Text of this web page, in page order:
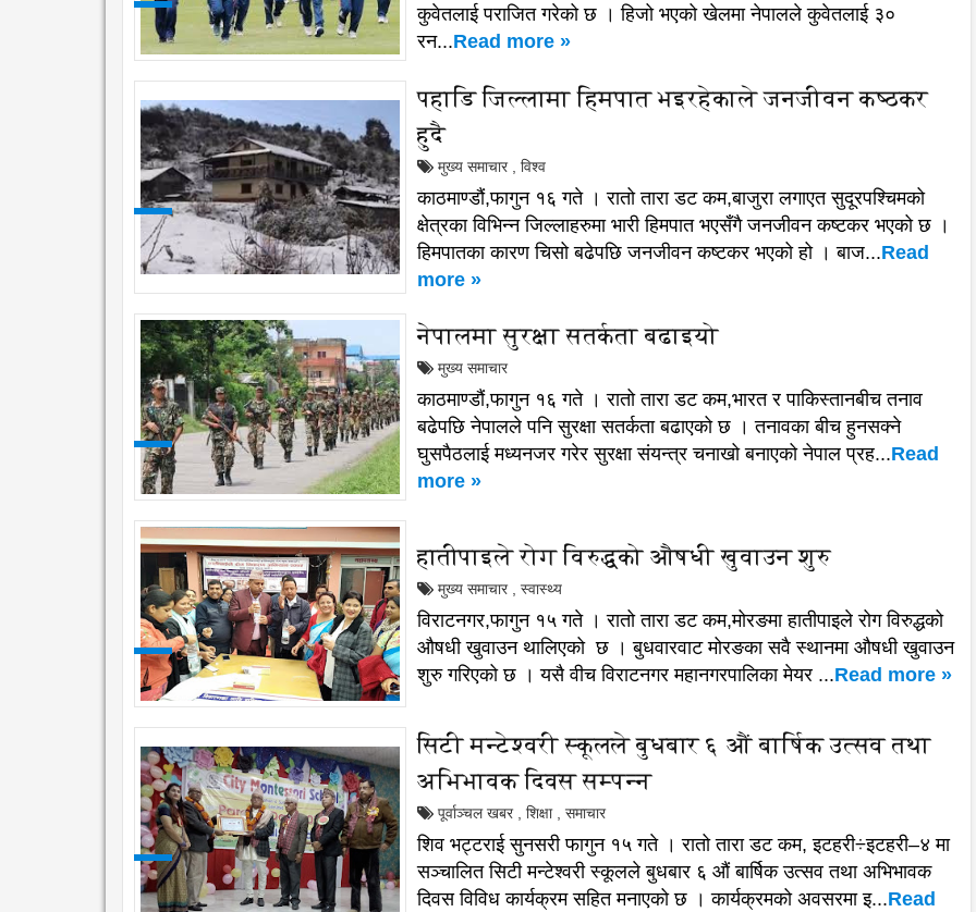
कुवेतलाई पराजित गरेको छ । हिजो भएको खेलमा नेपालले कुवेतलाई ३०
रन...Read more »
पहाडि जिल्लामा हिमपात भइरहेकाले जनजीवन कष्ठकर
हुदै
मुख्य समाचार विश्व
काठमाण्डौं,फागुन १६ गते । रातो तारा डट कम,बाजुरा लगाएत सुदूरपश्चिमको
क्षेत्रका विभिन्न जिल्लाहरुमा भारी हिमपात भएसँगै जनजीवन कष्टकर भएको छ ।
हिमपातका कारण चिसो बढेपछि जनजीवन कष्टकर भएको हो । बाज...Read
more »
नेपालमा सुरक्षा सतर्कता बढाइयो
मुख्य समाचार
काठमाण्डौं,फागुन १६ गते । रातो तारा डट कम,भारत र पाकिस्तानबीच तनाव
बढेपछि नेपालले पनि सुरक्षा सतर्कता बढाएको छ । तनावका बीच हुनसक्ने
घुसपैठलाई मध्यनजर गरेर सुरक्षा संयन्त्र चनाखो बनाएको नेपाल प्रह...Read
more »
हातीपाइले रोग विरुद्धको औषधी खुवाउन शुरु
मुख्य समाचार स्वास्थ्य
विराटनगर,फागुन १५ गते । रातो तारा डट कम,मोरङमा हातीपाइले रोग विरुद्धको
औषधी खुवाउन थालिएको छ । बुधवारवाट मोरङका सवै स्थानमा औषधी खुवाउन
शुरु गरिएको छ । यसै वीच विराटनगर महानगरपालिका मेयर ...Read more »
सिटी मन्टेश्वरी स्कूलले बुधबार ६ औं बार्षिक उत्सव तथा
अभिभावक दिवस सम्पन्न
पूर्वाञ्चल खबर शिक्षा समाचार
शिव भट्टराई सुनसरी फागुन १५ गते । रातो तारा डट कम, इटहरी÷इटहरी–४ मा
सञ्चालित सिटी मन्टेश्वरी स्कूलले बुधबार ६ औं बार्षिक उत्सव तथा अभिभावक
दिवस विविध कार्यक्रम सहित मनाएको छ । कार्यक्रमको अवसरमा इ...Read